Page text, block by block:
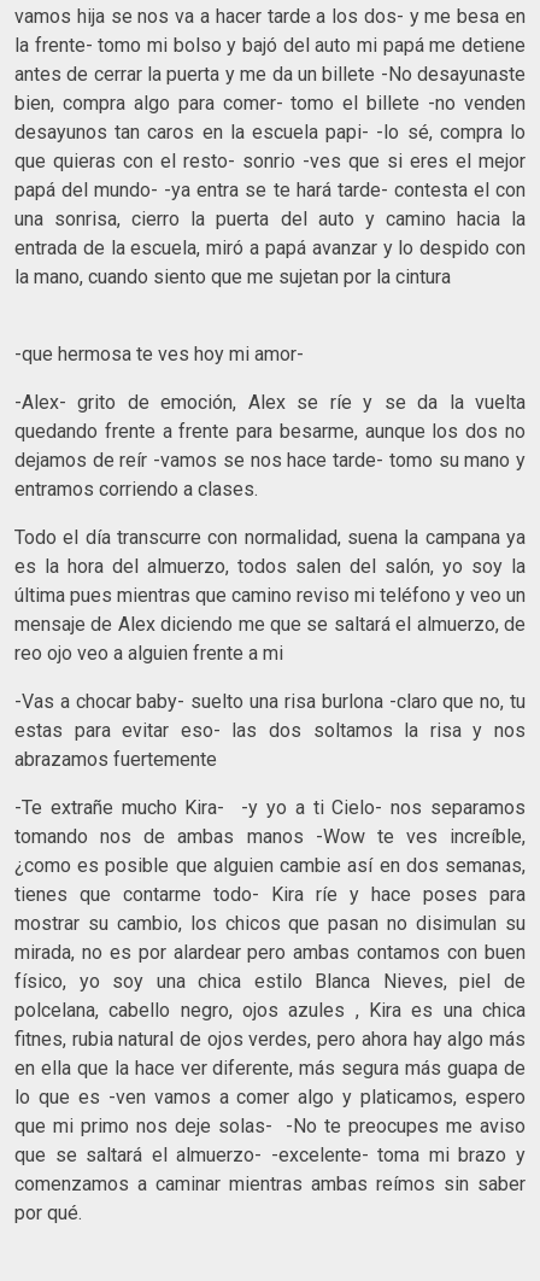
vamos hija se nos va a hacer tarde a los dos- y me besa en
la frente- tomo mi bolso y bajó del auto mi papá me detiene
antes de cerrar la puerta y me da un billete -No desayunaste
bien, compra algo para comer- tomo el billete -no venden
desayunos tan caros en la escuela papi- -lo sé, compra lo
que quieras con el resto- sonrio -ves que si eres el mejor
papá del mundo- -ya entra se te hará tarde- contesta el con
una sonrisa, cierro la puerta del auto y camino hacia la
entrada de la escuela, miró a papá avanzar y lo despido con
la mano, cuando siento que me sujetan por la cintura
-que hermosa te ves hoy mi amor-
-Alex- grito de emoción, Alex se ríe y se da la vuelta
quedando frente a frente para besarme, aunque los dos no
dejamos de reír -vamos se nos hace tarde- tomo su mano y
entramos corriendo a clases.
Todo el día transcurre con normalidad, suena la campana ya
es la hora del almuerzo, todos salen del salón, yo soy la
última pues mientras que camino reviso mi teléfono y veo un
mensaje de Alex diciendo me que se saltará el almuerzo, de
reo ojo veo a alguien frente a mi
-Vas a chocar baby- suelto una risa burlona -claro que no, tu
estas para evitar eso- las dos soltamos la risa y nos
abrazamos fuertemente
-Te extrañe mucho Kira- -y yo a ti Cielo- nos separamos
tomando nos de ambas manos -Wow te ves increíble,
¿como es posible que alguien cambie así en dos semanas,
tienes que contarme todo- Kira ríe y hace poses para
mostrar su cambio, los chicos que pasan no disimulan su
mirada, no es por alardear pero ambas contamos con buen
físico, yo soy una chica estilo Blanca Nieves, piel de
polcelana, cabello negro, ojos azules , Kira es una chica
fitnes, rubia natural de ojos verdes, pero ahora hay algo más
en ella que la hace ver diferente, más segura más guapa de
lo que es -ven vamos a comer algo y platicamos, espero
que mi primo nos deje solas- -No te preocupes me aviso
que se saltará el almuerzo- -excelente- toma mi brazo y
comenzamos a caminar mientras ambas reímos sin saber
por qué.